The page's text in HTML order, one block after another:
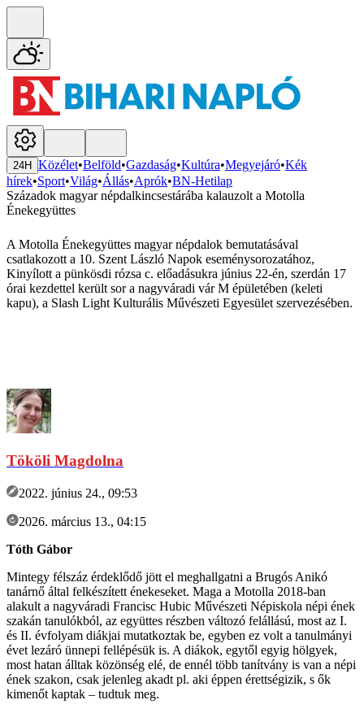
24H Közélet•Belföld•Gazdaság•Kultúra•Megyejáró•Kék
hírek•Sport•Világ•Állás•Aprók•BN-Hetilap
Századok magyar népdalkincsestárába kalauzolt a Motolla
Énekegyüttes
A Motolla Énekegyüttes magyar népdalok bemutatásával
csatlakozott a 10. Szent László Napok eseménysorozatához,
Kinyílott a pünkösdi rózsa c. előadásukra június 22-én, szerdán 17
órai kezdettel került sor a nagyváradi vár M épületében (keleti
kapu), a Slash Light Kulturális Művészeti Egyesület szervezésében.
Tököli Magdolna
2022. június 24., 09:53
2026. március 13., 04:15
Tóth Gábor
Mintegy félszáz érdeklődő jött el meghallgatni a Brugós Anikó
tanárnő által felkészített énekeseket. Maga a Motolla 2018-ban
alakult a nagyváradi Francisc Hubic Művészeti Népiskola népi ének
szakán tanulókból, az együttes részben változó felállású, most az I.
és II. évfolyam diákjai mutatkoztak be, egyben ez volt a tanulmányi
évet lezáró ünnepi fellépésük is. A diákok, egytől egyig hölgyek,
most hatan álltak közönség elé, de ennél több tanítvány is van a népi
ének szakon, csak jelenleg akadt pl. aki éppen érettségizik, s ők
kimenőt kaptak – tudtuk meg.